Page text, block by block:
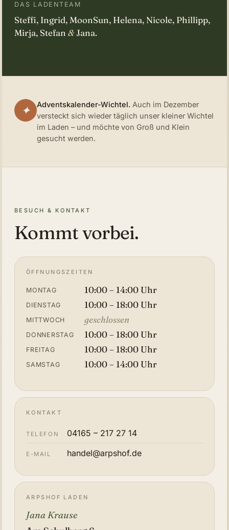
DAS LADENTEAM
Steffi, Ingrid, MoonSun, Helena, Nicole, Phillipp,
Mirja, Stefan &Jana.
✦ Adventskalender-Wichtel. Auch im Dezember
versteckt sich wieder täglich unser kleiner Wichtel
im Laden – und möchte von Groß und Klein
gesucht werden.
BESUCH & KONTAKT
Kommt vorbei.
ÖFFNUNGSZEITEN
MONTAG 10:00 – 14:00 Uhr
DIENSTAG 10:00 – 18:00 Uhr
MITTWOCH geschlossen
DONNERSTAG 10:00 – 18:00 Uhr
FREITAG 10:00 – 18:00 Uhr
SAMSTAG 10:00 – 14:00 Uhr
KONTAKT
TELEFON 04165 – 217 27 14
E-MAIL handel@arpshof.de
ARPSHOF LADEN
Jana Krause